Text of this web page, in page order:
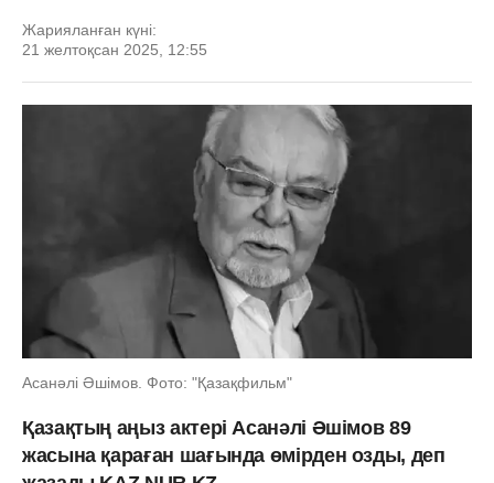
Жарияланған күні:
21 желтоқсан 2025, 12:55
Асанәлі Әшімов. Фото: "Қазақфильм"
Қазақтың аңыз актері Асанәлі Әшімов 89
жасына қараған шағында өмірден озды, деп